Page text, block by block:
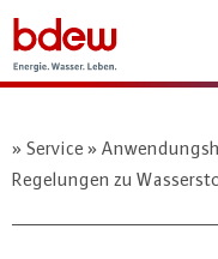
Service
Regelungen zu